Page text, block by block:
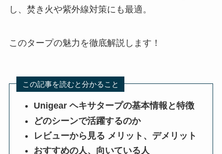
し、焚き火や紫外線対策にも最適。
このタープの魅力を徹底解説します！
この記事を読むと分かること
Unigear ヘキサタープの基本情報と特徴
どのシーンで活躍するのか
レビューから見る メリット、デメリット
おすすめの人、向いている人